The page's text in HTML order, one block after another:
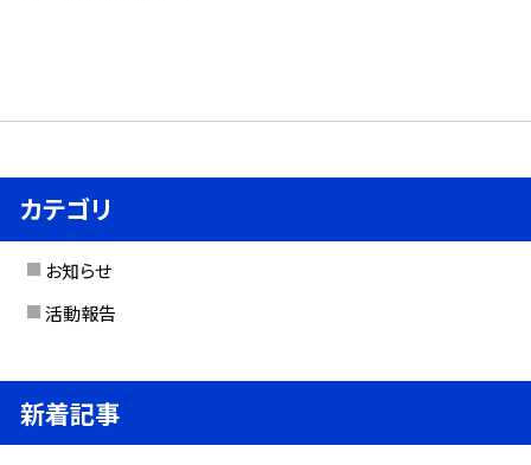
カテゴリ
お知らせ
活動報告
新着記事